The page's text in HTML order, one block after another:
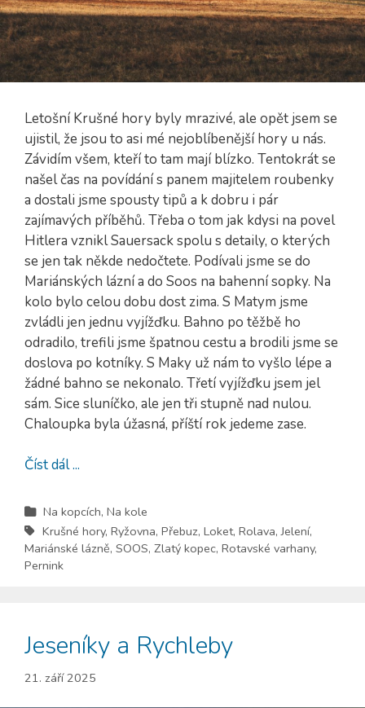
Letošní Krušné hory byly mrazivé, ale opět jsem se
ujistil, že jsou to asi mé nejoblíbenější hory u nás.
Závidím všem, kteří to tam mají blízko. Tentokrát se
našel čas na povídání s panem majitelem roubenky
a dostali jsme spousty tipů a k dobru i pár
zajímavých příběhů. Třeba o tom jak kdysi na povel
Hitlera vznikl Sauersack spolu s detaily, o kterých
se jen tak někde nedočtete. Podívali jsme se do
Mariánských lázní a do Soos na bahenní sopky. Na
kolo bylo celou dobu dost zima. S Matym jsme
zvládli jen jednu vyjížďku. Bahno po těžbě ho
odradilo, trefili jsme špatnou cestu a brodili jsme se
doslova po kotníky. S Maky už nám to vyšlo lépe a
žádné bahno se nekonalo. Třetí vyjížďku jsem jel
sám. Sice sluníčko, ale jen tři stupně nad nulou.
Chaloupka byla úžasná, příští rok jedeme zase.
Číst dál ...
Na kopcích, Na kole
Krušné hory, Ryžovna, Přebuz, Loket, Rolava,Jelení,
Mariánské lázně, SOOS, Zlatý kopec, Rotavské varhany,
Pernink
Jeseníky a Rychleby
21. září 2025